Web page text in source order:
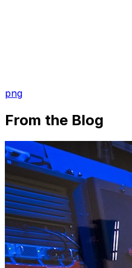
png
From the Blog